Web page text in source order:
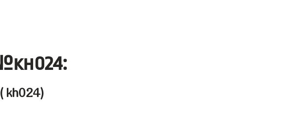
( kh024)